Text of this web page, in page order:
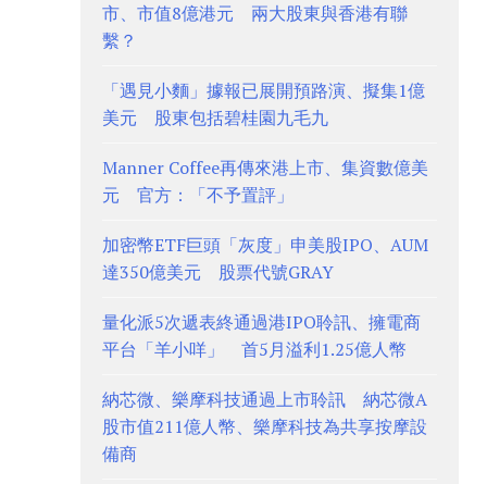
市、市值8億港元 兩大股東與香港有聯
繫？
「遇見小麵」據報已展開預路演、擬集1億
美元 股東包括碧桂園九毛九
Manner Coffee再傳來港上市、集資數億美
元 官方：「不予置評」
加密幣ETF巨頭「灰度」申美股IPO、AUM
達350億美元 股票代號GRAY
量化派5次遞表終通過港IPO聆訊、擁電商
平台「羊小咩」 首5月溢利1.25億人幣
納芯微、樂摩科技通過上市聆訊 納芯微A
股市值211億人幣、樂摩科技為共享按摩設
備商